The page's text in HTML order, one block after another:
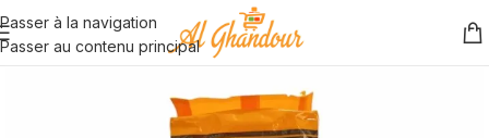
Passer à la navigation
Passer au contenu principal